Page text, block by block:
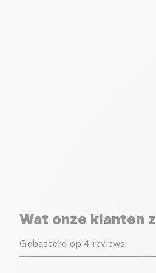
Wat onze klanten
Gebaseerd op 4 reviews